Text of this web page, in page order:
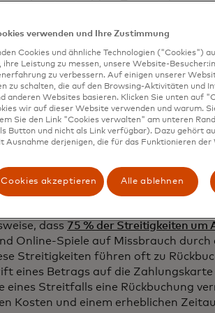
legitime Transaktionen
Betrug, bei dem ein Krimineller
Einkäufe zum eigenen Vorteil zu
durch den Karteninhaber um
hat den Kauf tatsächlich
unbekannten Namen
der Karteninhaber nicht, dass
benutzt hatte.
Transaktion zu erhalten –
einfach nur, etwas kostenlos zu
summiert sich. Eine Umfrage
dass 75 % der Streitigkeiten um
Online-Spiele auf Missbrauch
Streitigkeiten führen oft zu
eines Betrags auf die
eines Streitfalls eine Rückbuchung
Kosten und einem erheblichen
verwenden und Ihre Zustimmung
Cookies und ähnliche Technologien ("Cookies")
ihre Leistung zu messen, unsere Website-
zu verbessern. Auf einigen unserer
zu schalten, die auf den Browsing-Aktivitäten und
anderen Websites basieren. Klicken Sie unten auf
wir auf dieser Website verwenden und warum.
Sie den Link "Cookies verwalten" am unteren
Button und nicht als Link verfügbar). Dazu gehört
Ausnahme derjenigen, die für das Funktionieren
Cookies akzeptieren Alle ablehnen